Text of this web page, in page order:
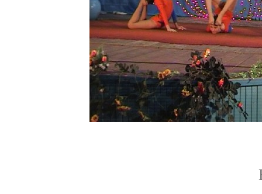
Выступают